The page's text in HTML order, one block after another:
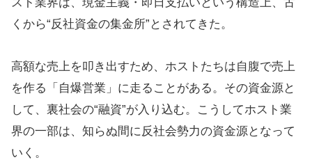
くから“反社資金の集金所”とされてきた。
高額な売上を叩き出すため、ホストたちは自腹で売上
を作る「自爆営業」に走ることがある。その資金源と
して、裏社会の“融資”が入り込む。こうしてホスト業
界の一部は、知らぬ間に反社会勢力の資金源となって
いく。